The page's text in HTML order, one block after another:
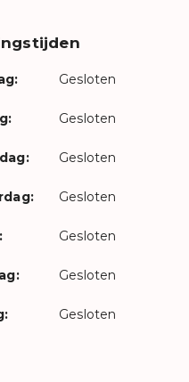
Gesloten
Gesloten
Gesloten
Gesloten
Gesloten
Gesloten
Gesloten